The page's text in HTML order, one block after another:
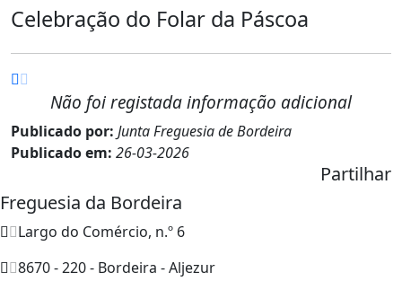
Celebração do Folar da Páscoa
Não foi registada informação adicional
Publicado por: Junta Freguesia de Bordeira
Publicado em: 26-03-2026
Partilhar
Freguesia da Bordeira
Largo do Comércio, n.º 6
8670 - 220 - Bordeira - Aljezur